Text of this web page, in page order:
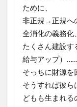
ために、
非正規→正規へ
全消化の義務化
たくさん建設す
給与アップ）
そっちに財源を
そうすれば彼ら
どもも生まれる